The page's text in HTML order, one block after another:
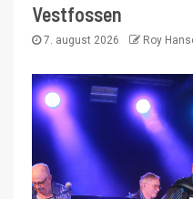
Vestfossen
7. august 2026 Roy